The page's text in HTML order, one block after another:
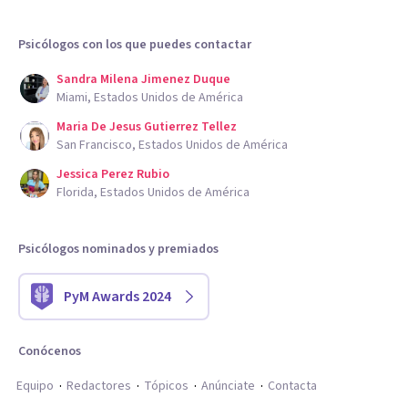
Psicólogos con los que puedes contactar
Sandra Milena Jimenez Duque
Miami, Estados Unidos de América
Maria De Jesus Gutierrez Tellez
San Francisco, Estados Unidos de América
Jessica Perez Rubio
Florida, Estados Unidos de América
Psicólogos nominados y premiados
PyM Awards 2024
Conócenos
Equipo
Redactores Tópicos Anúnciate Contacta